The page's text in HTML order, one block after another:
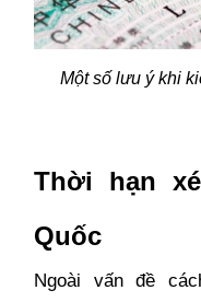
Một số lưu ý khi
Thời hạn
Quốc
Ngoài vấn đề